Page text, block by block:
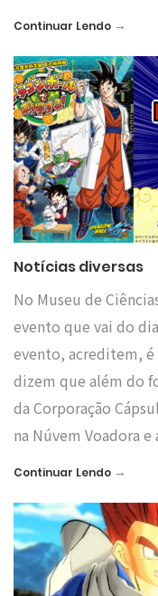
Continuar Lendo →
Notícias diversas
No Museu de
evento que vai do
evento, acreditem, é
dizem que além do
da Corporação
na Núvem Voadora
Continuar Lendo →